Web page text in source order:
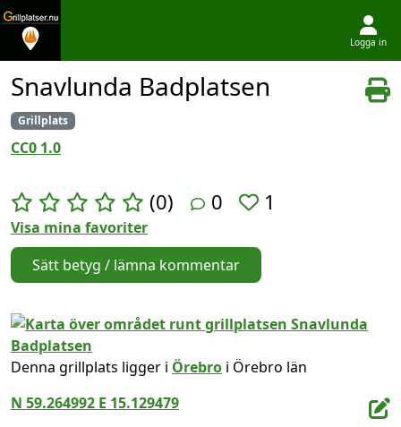
Logga in
Snavlunda Badplatsen
Grillplats
CC0 1.0
(0) 0 1
Visa mina favoriter
Sätt betyg / lämna kommentar
Denna grillplats ligger i Örebro i Örebro län
N 59.264992 E 15.129479